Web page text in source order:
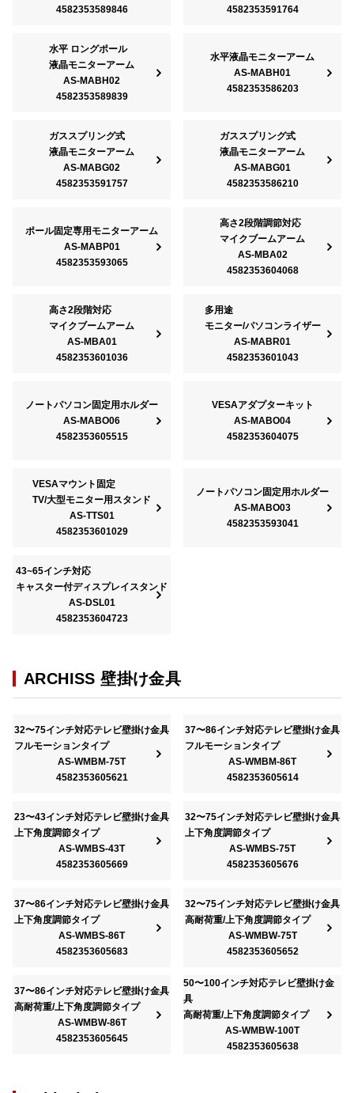
4582353589846
4582353591764
水平 ロングポール
液晶モニターアーム
AS-MABH02
4582353589839
水平液晶モニターアーム
AS-MABH01
4582353586203
ガススプリング式
液晶モニターアーム
AS-MABG02
4582353591757
ガススプリング式
液晶モニターアーム
AS-MABG01
4582353586210
ポール固定専用モニターアーム
AS-MABP01
4582353593065
高さ2段階調節対応
マイクブームアーム
AS-MBA02
4582353604068
高さ2段階対応
マイクブームアーム
AS-MBA01
4582353601036
多用途
モニター/パソコンライザー
AS-MABR01
4582353601043
ノートパソコン固定用ホルダー
AS-MABO06
4582353605515
VESAアダプターキット
AS-MABO04
4582353604075
VESAマウント固定
TV/大型モニター用スタンド
AS-TTS01
4582353601029
ノートパソコン固定用ホルダー
AS-MABO03
4582353593041
43~65インチ対応
キャスター付ディスプレイスタンド
AS-DSL01
4582353604723
ARCHISS 壁掛け金具
32〜75インチ対応テレビ壁掛け金具
フルモーションタイプ
AS-WMBM-75T
4582353605621
37〜86インチ対応テレビ壁掛け金具
フルモーションタイプ
AS-WMBM-86T
4582353605614
23〜43インチ対応テレビ壁掛け金具
上下角度調節タイプ
AS-WMBS-43T
4582353605669
32〜75インチ対応テレビ壁掛け金具
上下角度調節タイプ
AS-WMBS-75T
4582353605676
37〜86インチ対応テレビ壁掛け金具
上下角度調節タイプ
AS-WMBS-86T
4582353605683
32〜75インチ対応テレビ壁掛け金具
高耐荷重/上下角度調節タイプ
AS-WMBW-75T
4582353605652
37〜86インチ対応テレビ壁掛け金具
高耐荷重/上下角度調節タイプ
AS-WMBW-86T
4582353605645
50〜100インチ対応テレビ壁掛け金
具
高耐荷重/上下角度調節タイプ
AS-WMBW-100T
4582353605638